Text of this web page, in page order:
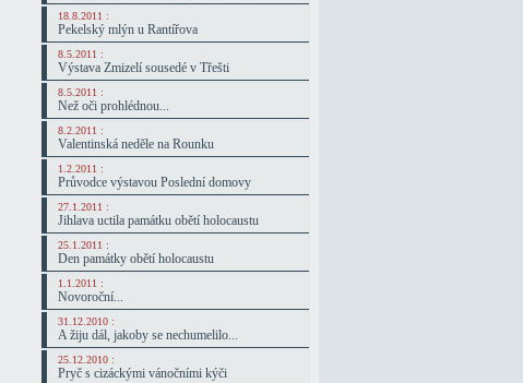
18.8.2011 :
Pekelský mlýn u Rantířova
8.5.2011 :
Výstava Zmizelí sousedé v Třešti
8.5.2011 :
Než oči prohlédnou...
8.2.2011 :
Valentinská neděle na Rounku
1.2.2011 :
Průvodce výstavou Poslední domovy
27.1.2011 :
Jihlava uctila památku obětí holocaustu
25.1.2011 :
Den památky obětí holocaustu
1.1.2011 :
Novoroční...
31.12.2010 :
A žiju dál, jakoby se nechumelilo...
25.12.2010 :
Pryč s cizáckými vánočními kýči